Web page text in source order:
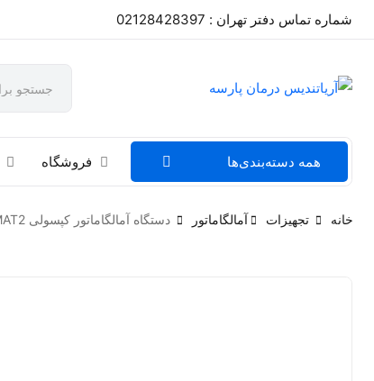
شماره تماس دفتر تهران : 02128428397
همه دسته‌بندی‌ها فروشگاه
خانه تجهیزات آمالگاماتور دستگاه آمالگاماتور کپسولی ULTRAMAT2